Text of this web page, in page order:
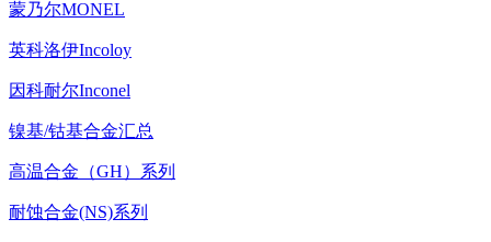
蒙乃尔MONEL
英科洛伊Incoloy
因科耐尔Inconel
镍基/钴基合金汇总
高温合金（GH）系列
耐蚀合金(NS)系列